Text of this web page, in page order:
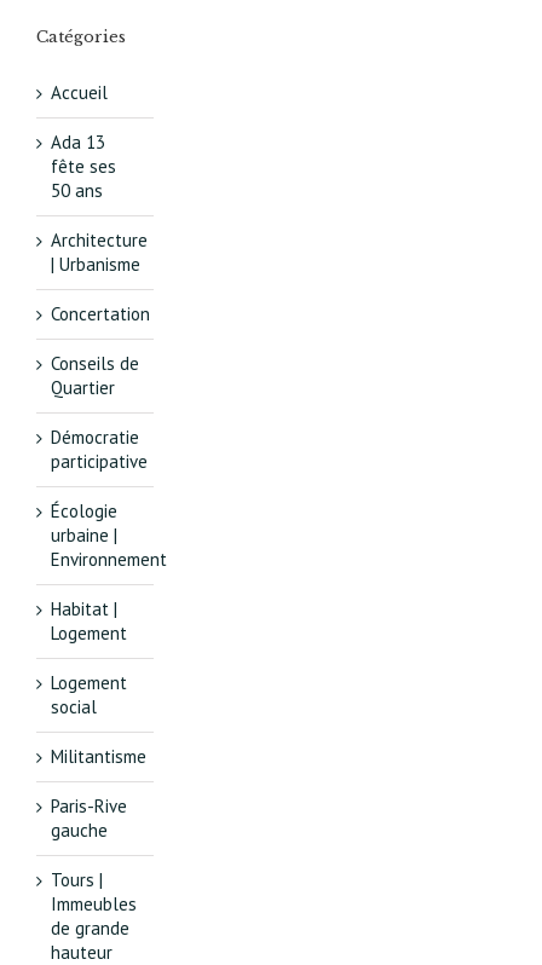
Catégories
Accueil
Ada 13
fête ses
50 ans
Architecture
| Urbanisme
Concertation
Conseils de
Quartier
Démocratie
participative
Écologie
urbaine |
Environnement
Habitat |
Logement
Logement
social
Militantisme
Paris-Rive
gauche
Tours |
Immeubles
de grande
hauteur